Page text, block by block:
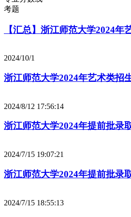
考题
【汇总】浙江师范大学2024
2024/10/1
浙江师范大学2024年艺术类招
2024/8/12 17:56:14
浙江师范大学2024年提前批录
2024/7/15 19:07:21
浙江师范大学2024年提前批录
2024/7/15 18:55:13